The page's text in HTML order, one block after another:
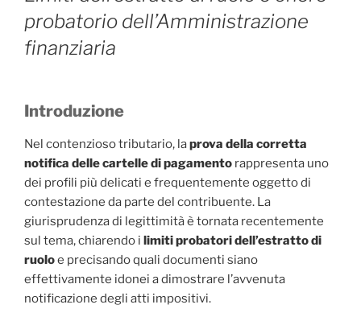
probatorio dell’Amministrazione
finanziaria
Introduzione
Nel contenzioso tributario, laprova della corretta
notifica delle cartelle di pagamento rappresenta uno
dei profili più delicati e frequentemente oggetto di
contestazione da parte del contribuente. La
giurisprudenza di legittimità è tornata recentemente
sul tema, chiarendo i limiti probatori dell’estratto di
ruoloe precisando quali documenti siano
effettivamente idonei a dimostrare l’avvenuta
notificazione degli atti impositivi.